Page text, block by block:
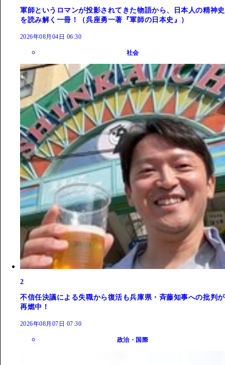
軍師というロマンが投影されてきた物語から、日本人の精神史
を読み解く一冊！（呉座勇一著『軍師の日本史』）
2026年08月04日 06:30
社会
2
不信任決議による失職から復活も兵庫県・斉藤知事への批判が
再燃中！
2026年08月07日 07:30
政治・国際